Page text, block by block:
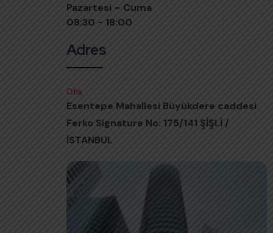
Pazartesi – Cuma
08:30 - 18:00
Adres
Ofis
Esentepe Mahallesi Büyükdere caddesi
Ferko Signature No: 175/141 ŞİŞLİ /
İSTANBUL